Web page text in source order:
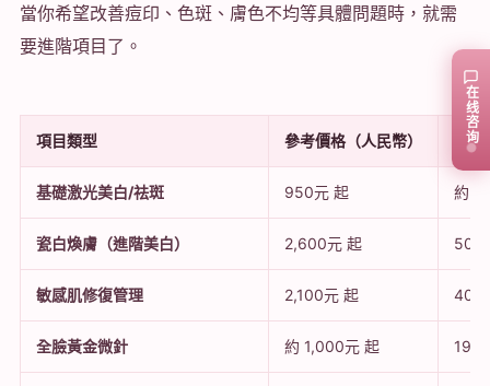
當你希望改善痘印、色斑、膚色不均等具體問題時，就需
要進階項目了。
項目類型 參考價格（人民幣） 參
基礎激光美白/祛斑 950元 起 約
瓷白煥膚（進階美白） 2,600元 起 50
敏感肌修復管理 2,100元 起 40
全臉黃金微針 約 1,000元 起 19
在线咨询